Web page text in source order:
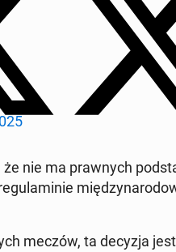
nie ma prawnych
meczów, ta decyzja